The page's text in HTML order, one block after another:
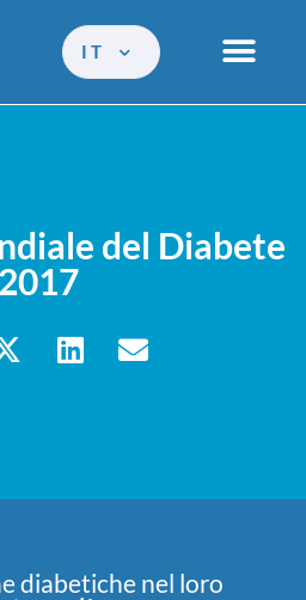
IT
del Diabete
2017
diabetiche nel loro